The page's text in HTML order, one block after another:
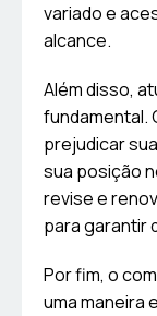
variado e
alcance.
Além disso,
fundamental.
prejudicar
sua posição
revise e
para garantir
Por fim, o
uma maneira